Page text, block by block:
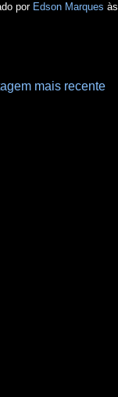
por Edson Marques às
mais recente